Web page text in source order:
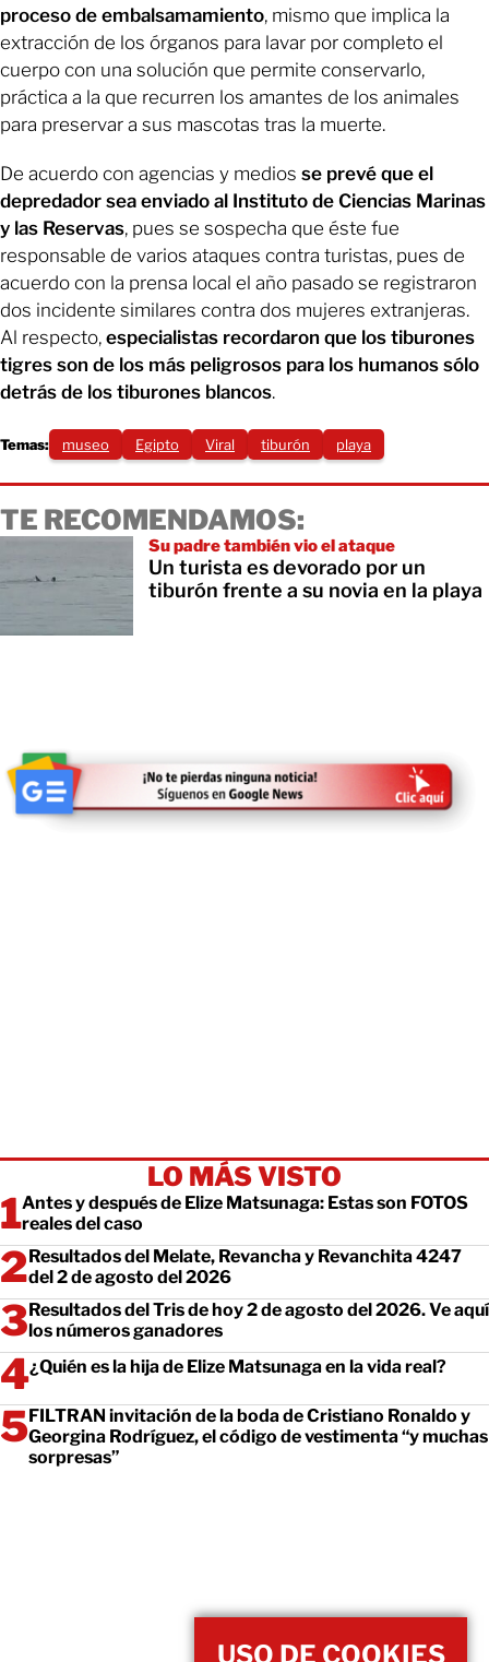
proceso de embalsamamiento, mismo que implica la
extracción de los órganos para lavar por completo el
cuerpo con una solución que permite conservarlo,
práctica a la que recurren los amantes de los animales
para preservar a sus mascotas tras la muerte.
De acuerdo con agencias y medios se prevé que el
depredador sea enviado al Instituto de Ciencias Marinas
y las Reservas, pues se sospecha que éste fue
responsable de varios ataques contra turistas, pues de
acuerdo con la prensa local el año pasado se registraron
dos incidente similares contra dos mujeres extranjeras.
Al respecto, especialistas recordaron que los tiburones
tigres son de los más peligrosos para los humanos sólo
detrás de los tiburones blancos.
Temas: museo Egipto Viral tiburón playa
TE RECOMENDAMOS:
Su padre también vio el ataque
Un turista es devorado por un
tiburón frente a su novia en la playa
LO MÁS VISTO
Antes y después de Elize Matsunaga: Estas son FOTOS
reales del caso
Resultados del Melate, Revancha y Revanchita 4247
del 2 de agosto del 2026
Resultados del Tris de hoy 2 de agosto del 2026. Ve aquí
los números ganadores
¿Quién es la hija de Elize Matsunaga en la vida real?
FILTRAN invitación de la boda de Cristiano Ronaldo y
Georgina Rodríguez, el código de vestimenta “y muchas
sorpresas”
USO DE COOKIES